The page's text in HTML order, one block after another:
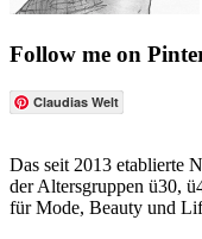
Follow me on
Claudias Welt
Das seit 2013 etablierte
der Altersgruppen ü30,
für Mode, Beauty und